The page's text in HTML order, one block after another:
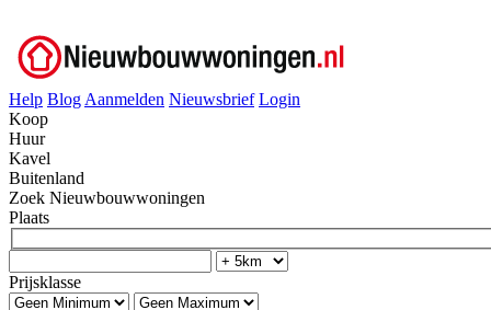
Help Blog Aanmelden Nieuwsbrief Login
Koop
Huur
Kavel
Buitenland
Zoek Nieuwbouwwoningen
Plaats
Prijsklasse